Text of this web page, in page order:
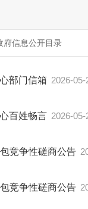
府信息公开目录
部门信箱 2026-05-
百姓畅言 2026-05-
竞争性磋商公告
竞争性磋商公告